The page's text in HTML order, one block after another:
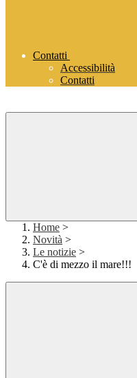
Contatti
Accessibilità
Contatti
Home >
Novità >
Le notizie >
C'è di mezzo il mare!!!